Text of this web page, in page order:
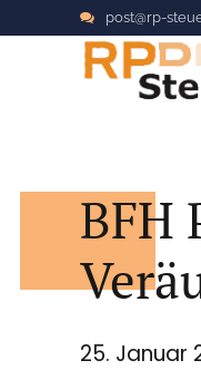
post@rp-
BFH
25. Januar